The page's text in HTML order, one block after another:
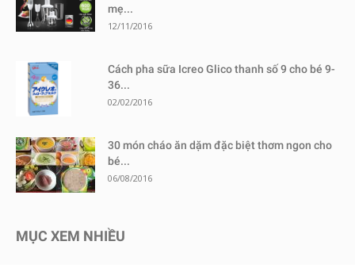
mẹ...
12/11/2016
Cách pha sữa Icreo Glico thanh số 9 cho bé 9-
36...
02/02/2016
30 món cháo ăn dặm đặc biệt thơm ngon cho
bé...
06/08/2016
MỤC XEM NHIỀU